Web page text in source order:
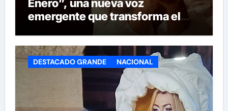
Enero”, una nueva voz
emergente que transforma el
DESTACADO GRANDE NACIONAL